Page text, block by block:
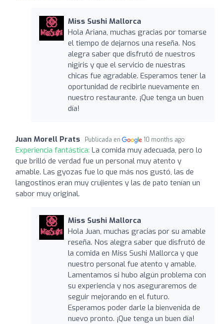
Miss Sushi Mallorca
Hola Ariana, muchas gracias por tomarse
el tiempo de dejarnos una reseña. Nos
alegra saber que disfrutó de nuestros
nigiris y que el servicio de nuestras
chicas fue agradable. Esperamos tener la
oportunidad de recibirle nuevamente en
nuestro restaurante. ¡Que tenga un buen
día!
Juan Morell Prats Publicada en 10 months ago
Experiencia fantástica: La comida muy adecuada, pero lo
que brilló de verdad fue un personal muy atento y
amable. Las gyozas fue lo que más nos gustó, las de
langostinos eran muy crujientes y las de pato tenían un
sabor muy original.
Miss Sushi Mallorca
Hola Juan, muchas gracias por su amable
reseña. Nos alegra saber que disfrutó de
la comida en Miss Sushi Mallorca y que
nuestro personal fue atento y amable.
Lamentamos si hubo algún problema con
su experiencia y nos aseguraremos de
seguir mejorando en el futuro.
Esperamos poder darle la bienvenida de
nuevo pronto. ¡Que tenga un buen día!